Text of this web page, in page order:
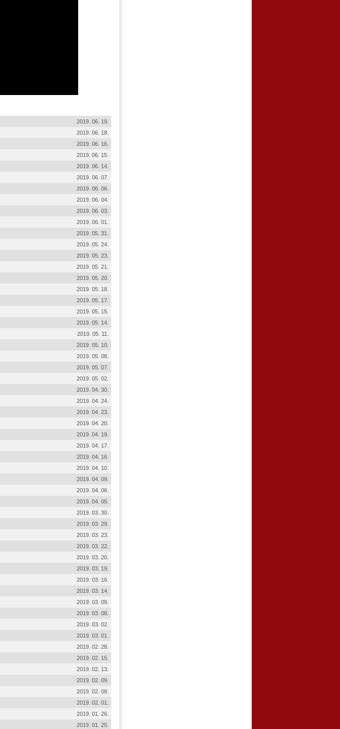
2019. 06. 19.
2019. 06. 18.
2019. 06. 16.
2019. 06. 15.
2019. 06. 14.
2019. 06. 07.
2019. 06. 06.
2019. 06. 04.
2019. 06. 03.
2019. 06. 01.
2019. 05. 31.
2019. 05. 24.
2019. 05. 23.
2019. 05. 21.
2019. 05. 20.
2019. 05. 18.
2019. 05. 17.
2019. 05. 15.
2019. 05. 14.
2019. 05. 11.
2019. 05. 10.
2019. 05. 08.
2019. 05. 07.
2019. 05. 02.
2019. 04. 30.
2019. 04. 24.
2019. 04. 23.
2019. 04. 20.
2019. 04. 19.
2019. 04. 17.
2019. 04. 16.
2019. 04. 10.
2019. 04. 09.
2019. 04. 06.
2019. 04. 05.
2019. 03. 30.
2019. 03. 29.
2019. 03. 23.
2019. 03. 22.
2019. 03. 20.
2019. 03. 19.
2019. 03. 16.
2019. 03. 14.
2019. 03. 09.
2019. 03. 08.
2019. 03. 02.
2019. 03. 01.
2019. 02. 28.
2019. 02. 15.
2019. 02. 13.
2019. 02. 09.
2019. 02. 08.
2019. 02. 01.
2019. 01. 26.
2019. 01. 25.